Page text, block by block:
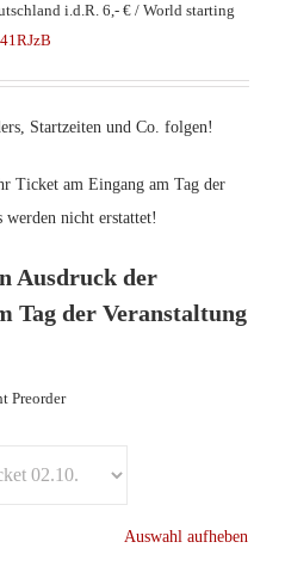
i.d.R. 6,- € / World starting
Startzeiten und Co. folgen!
Ticket am Eingang am Tag der
werden nicht erstattet!
Ausdruck der
Tag der Veranstaltung
Preorder
Auswahl aufheben